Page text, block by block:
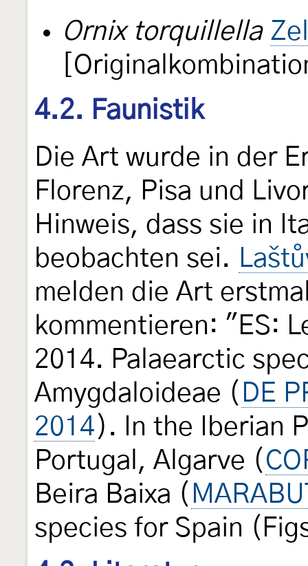
Ornix torquillella
4.2. Faunistik
Die Art wurde in der
Florenz, Pisa und
Hinweis, dass sie in
beobachten sei.
melden die Art
kommentieren: "ES:
2014. Palaearctic
Amygdaloideae ( DE
2014 ). In the Iberian
Portugal, Algarve (
Beira Baixa (
species for Spain